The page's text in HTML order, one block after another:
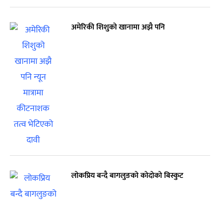
अमेरिकी शिशुको खानामा अझै पनि
लोकप्रिय बन्दै बागलुङको कोदोको बिस्कुट